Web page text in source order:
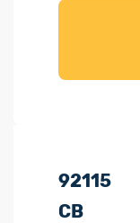
товарів для
92115
СВ